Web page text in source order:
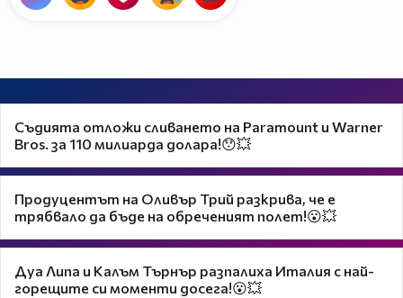
Съдията отложи сливането на Paramount и Warner
Bros. за 110 милиарда долара!😯💥
Продуцентът на Оливър Трий разкрива, че е
трябвало да бъде на обреченият полет!😮💥
Дуа Липа и Калъм Търнър разпалиха Италия с най-
горещите си моменти досега!😮💥